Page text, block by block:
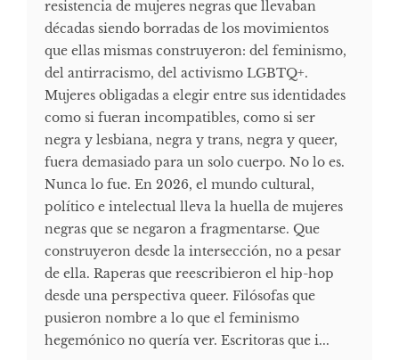
resistencia de mujeres negras que llevaban
décadas siendo borradas de los movimientos
que ellas mismas construyeron: del feminismo,
del antirracismo, del activismo LGBTQ+.
Mujeres obligadas a elegir entre sus identidades
como si fueran incompatibles, como si ser
negra y lesbiana, negra y trans, negra y queer,
fuera demasiado para un solo cuerpo. No lo es.
Nunca lo fue. En 2026, el mundo cultural,
político e intelectual lleva la huella de mujeres
negras que se negaron a fragmentarse. Que
construyeron desde la intersección, no a pesar
de ella. Raperas que reescribieron el hip-hop
desde una perspectiva queer. Filósofas que
pusieron nombre a lo que el feminismo
hegemónico no quería ver. Escritoras que i...